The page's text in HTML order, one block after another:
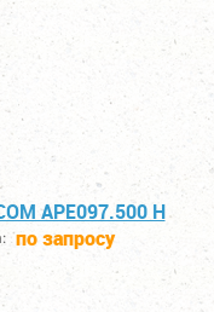
APE097.500 H
по запросу